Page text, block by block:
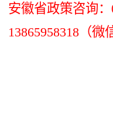
安徽省政策咨询：
13865958318（微